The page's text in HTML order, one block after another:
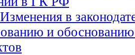
в
и обоснованию